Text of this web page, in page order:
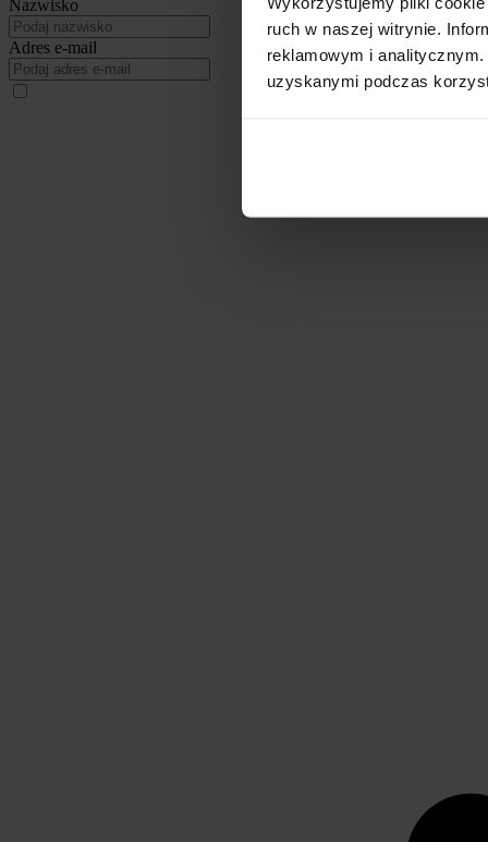
ruch w naszej witrynie.
reklamowym i
uzyskanymi podczas
Nazwisko
Adres e-mail